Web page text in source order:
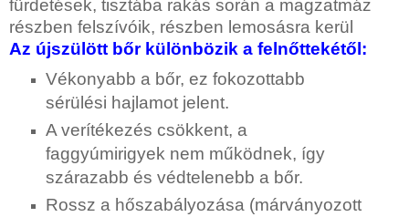
fürdetések, tisztába rakás során a magzatmáz
részben felszívóik, részben lemosásra kerül
Az újszülött bőr különbözik a felnőttekétől:
Vékonyabb a bőr, ez fokozottabb
sérülési hajlamot jelent.
A verítékezés csökkent, a
faggyúmirigyek nem működnek, így
szárazabb és védtelenebb a bőr.
Rossz a hőszabályozása (márványozott